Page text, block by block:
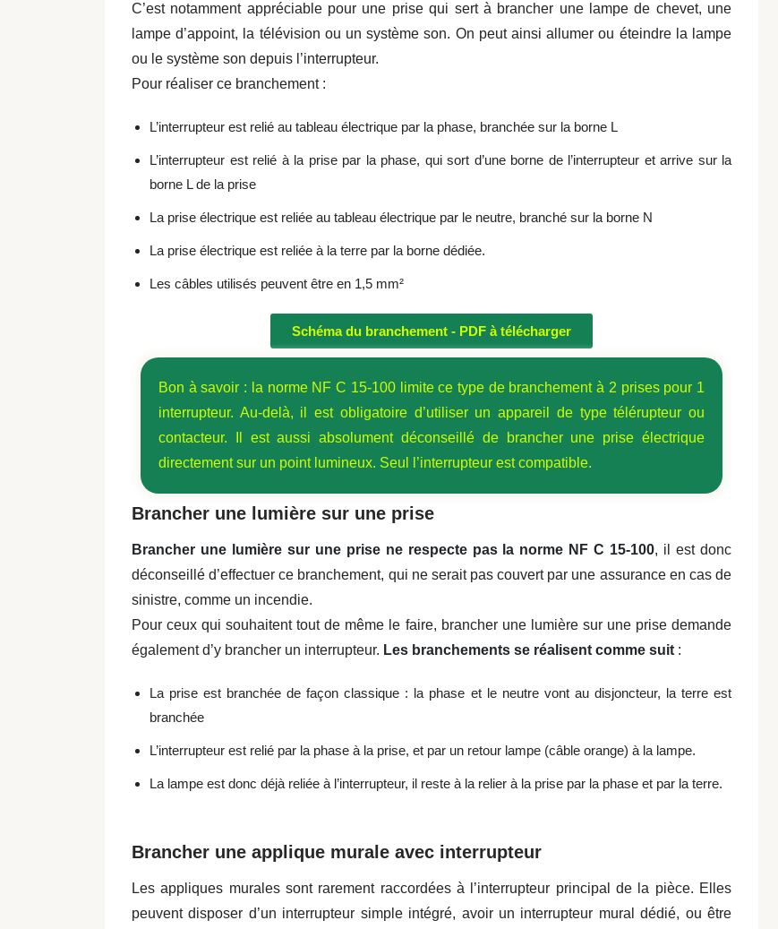
C’est notamment appréciable pour une prise qui sert à brancher une lampe de chevet, une
lampe d’appoint, la télévision ou un système son. On peut ainsi allumer ou éteindre la lampe
ou le système son depuis l’interrupteur.
Pour réaliser ce branchement :
L’interrupteur est relié au tableau électrique par la phase, branchée sur la borne L
L’interrupteur est relié à la prise par la phase, qui sort d’une borne de l’interrupteur et arrive sur la
borne L de la prise
La prise électrique est reliée au tableau électrique par le neutre, branché sur la borne N
La prise électrique est reliée à la terre par la borne dédiée.
Les câbles utilisés peuvent être en 1,5 mm²
Schéma du branchement - PDF à télécharger
Bon à savoir : la norme NF C 15‑100 limite ce type de branchement à 2 prises pour 1
interrupteur. Au-delà, il est obligatoire d’utiliser un appareil de type télérupteur ou
contacteur. Il est aussiabsolument déconseillé de brancher une prise électrique
directement sur un point lumineux. Seul l’interrupteur est compatible.
Brancher une lumière sur une prise
Brancher une lumière sur une prise ne respecte pas la norme NF C 15‑100, il est donc
déconseillé d’effectuer ce branchement, qui ne serait pas couvert par une assurance en cas de
sinistre, comme un incendie.
Pour ceux qui souhaitent tout de même le faire, brancher une lumière sur une prise demande
également d’y brancher un interrupteur. Les branchements se réalisent comme suit :
La prise est branchée de façon classique : la phase et le neutre vont au disjoncteur, la terre est
branchée
L’interrupteur est relié par la phase à la prise, et par un retour lampe (câble orange) à la lampe.
La lampe est donc déjà reliée à l’interrupteur, il reste à la relier à la prise par la phase et par la terre.
Brancher une applique murale avec interrupteur
Les appliques murales sont rarement raccordées à l’interrupteur principal de la pièce. Elles
peuvent disposer d’un interrupteur simple intégré, avoir un interrupteur mural dédié, ou être